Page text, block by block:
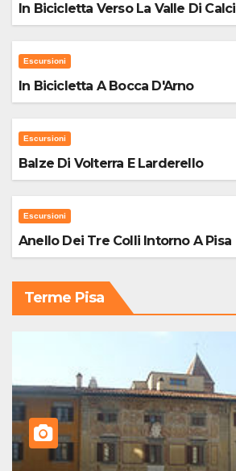
In Bicicletta Verso La Valle Di Calci
Escursioni
In Bicicletta A Bocca D'Arno
Escursioni
Balze Di Volterra E Larderello
Escursioni
Anello Dei Tre Colli Intorno A Pisa
Terme Pisa